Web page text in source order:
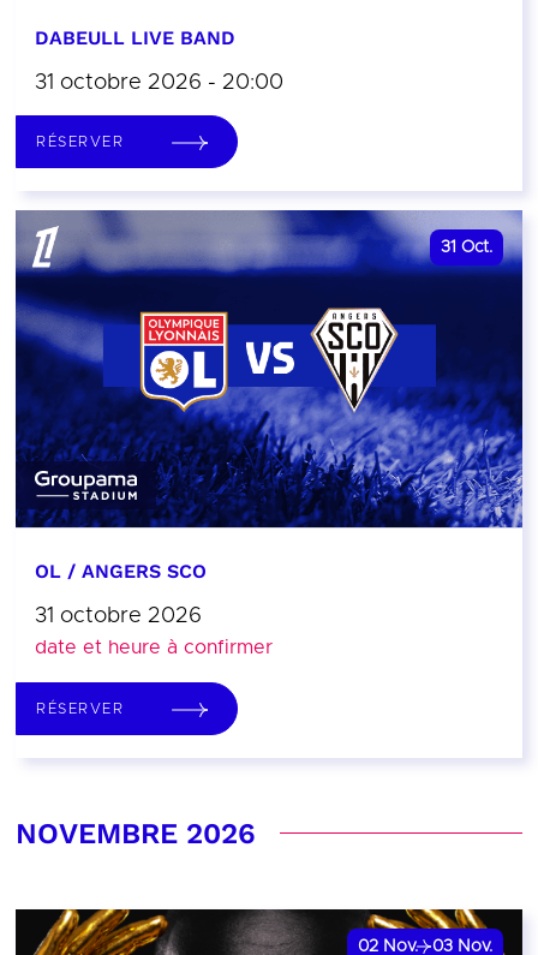
DABEULL LIVE BAND
31 octobre 2026 - 20:00
RÉSERVER
31 Oct.
OL / ANGERS SCO
31 octobre 2026
date et heure à confirmer
RÉSERVER
NOVEMBRE 2026
02 Nov. 03 Nov.